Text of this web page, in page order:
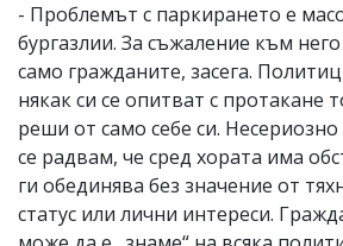
- Проблемът с паркирането е
бургазлии. За съжаление към
само гражданите, засега.
някак си се опитват с протакане
реши от само себе си. Несериозно
се радвам, че сред хората има
ги обединява без значение от
статус или лични интереси.